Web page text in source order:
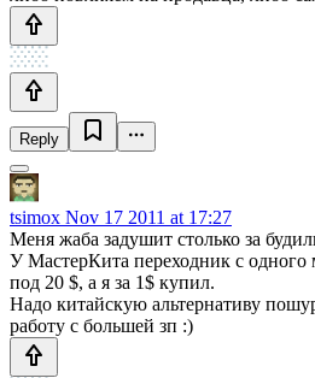
Reply
tsimox Nov 17 2011 at 17:27
Меня жаба задушит столько за
У МастерКита переходник с одного
под 20 $, а я за 1$ купил.
Надо китайскую альтернативу
работу с большей зп :)